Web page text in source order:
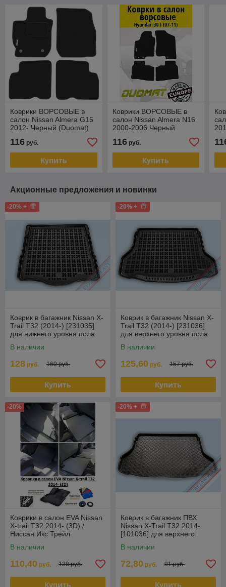
Коврики ВОРСОВЫЕ в
салон Nissan Almera G15
2012- Черный (Duomat)
116 руб.
Купить
Коврики ВОРСОВЫЕ в
салон Nissan Almera N16
2000-2006 Черный
116руб.
Купить
Акционные предложения и новинки
-20% +
Коврик в багажник Nissan X-
Trail T32 (2014-) [231035]
для нижнего уровня пола
В наличии
128 руб. 160 руб.
Купить
-20% +
Коврик в багажник Nissan X-
Trail T32 (2014-) [231036]
для верхнего уровня пола
В наличии
125,60 руб. 157 руб.
Купить
-20%
Коврики в салон EVA Nissan
X-trail Т32 2014- (3D) /
Ниссан Икс Трейл
В наличии
110,40 руб. 138 руб.
Купить
-20% +
Коврик в багажник ПВХ
Nissan X-Trail T32 2014-
[101036] для верхнего
(Польша)
В наличии
72,80 руб. 91 руб.
Купить